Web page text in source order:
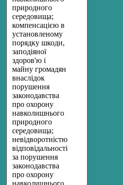
природного
середовища;
компенсацією в
установленому
порядку шкоди,
заподіяної
здоров'ю і
майну громадян
внаслідок
порушення
законодавства
про охорону
навколишнього
природного
середовища;
невідворотністю
відповідальності
за порушення
законодавства
про охорону
навколишнього